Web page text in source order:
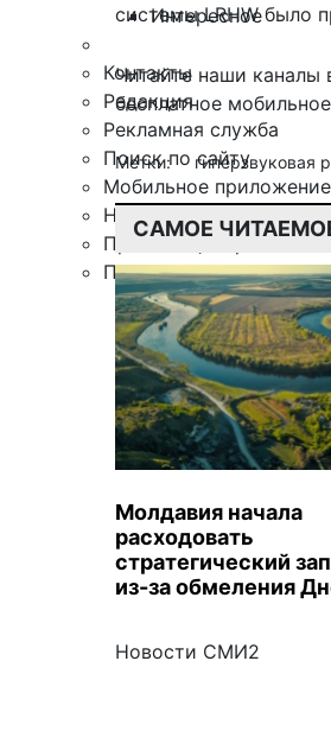
Интересное
Контакты
Редакция
Рекламная служба
Поиск по сайту
Мобильное приложение
Награды
Правила цитирования
Подписка
системы LRHW было
Читайте наши каналы
бесплатное мобильное
Метки: гиперзвуковая
САМОЕ
Молдавия начала
расходовать
стратегический
из-за обмеления
Новости СМИ2